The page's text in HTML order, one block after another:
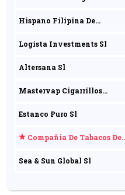
Hispano Filipina De
Logista Investments Sl
Altersana Sl
Mastervap Cigarrillos
Estanco Puro Sl
Compañia De Tabacos Del
Sea & Sun Global Sl